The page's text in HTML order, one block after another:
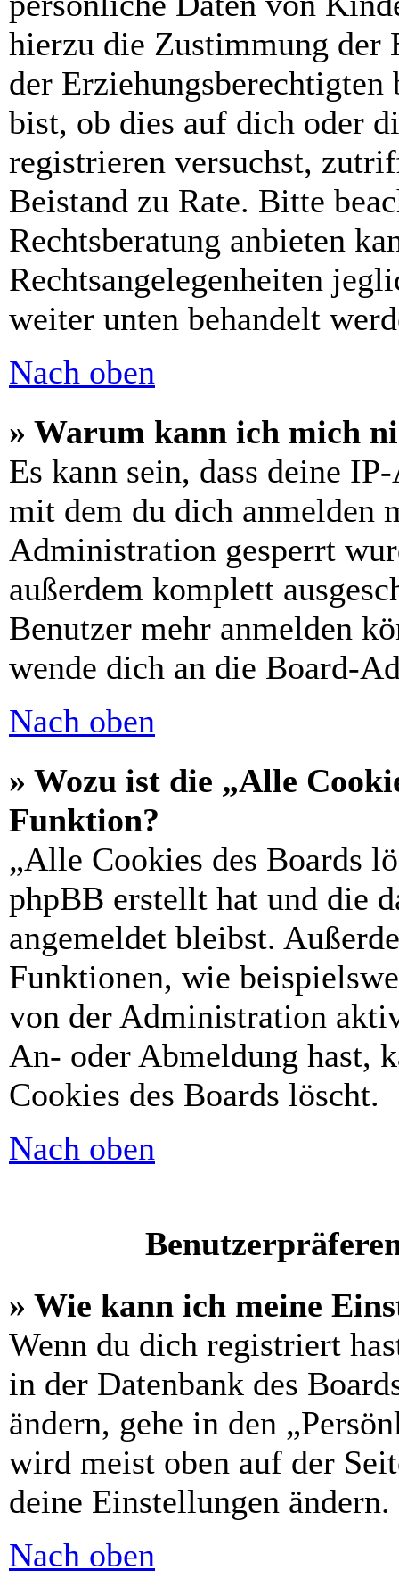
hierzu die Zustimmung der
der
bist, ob dies auf dich oder
registrieren versuchst,
Beistand zu Rate. Bitte
Rechtsberatung anbieten
Rechtsangelegenheiten
weiter unten behandelt
Nach oben
» Warum kann ich mich
Es kann sein, dass deine
mit dem du dich anmelden
Administration gesperrt
außerdem komplett
Benutzer mehr anmelden
wende dich an die Board-
Nach oben
» Wozu ist die „Alle
Funktion?
„Alle Cookies des Boards
phpBB erstellt hat und die
angemeldet bleibst.
Funktionen, wie
von der Administration
An- oder Abmeldung hast,
Cookies des Boards löscht.
Nach oben
» Wie kann ich meine
Wenn du dich registriert
in der Datenbank des
ändern, gehe in den
wird meist oben auf der
deine Einstellungen ändern.
Nach oben